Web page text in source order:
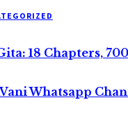
18 Chapters,
Whatsapp